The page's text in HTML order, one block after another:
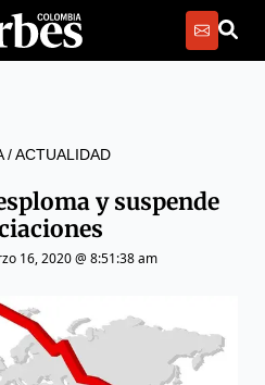
/ACTUALIDAD
y suspende
16, 2020 @ 8:51:38 am